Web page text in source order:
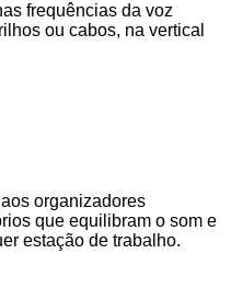
frequências da voz
ou cabos, na vertical
organizadores
que equilibram o som e
estação de trabalho.